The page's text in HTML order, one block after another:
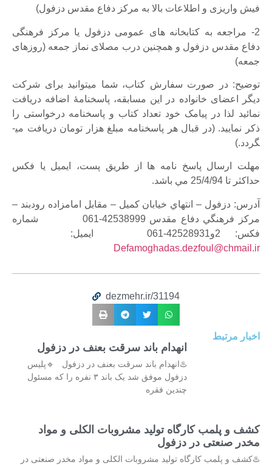
فیش واریزی و اطلاعات بالا به مرکز دفاع مقدس دزفول)
2- مراجعه به کتابخانه­ های عمومی دزفول یا مرکز فرهنگی
دفاع مقدس دزفول و همچنین درب مصلای نماز جمعه (روزهای
جمعه)
توضيح: در صورت سفارش کتاب، شما می­توانید برای شرکت
دیگر اعضای خانواده در این مسابقه، پاسخ­نامۀ اضافه دریافت
نمائید لذا در پیامک خود تعداد کتاب و پاسخ­نامه درخواستی را
ذکر نمایید. (در قبال هر پاسخ­نامه مبلغ هزار تومان دریافت می­
گردد.)
مهلت ارسال پاسخ نامه ها از طريق پست، ايميل يا فكس
حداكثر تا 25/4/94 مي باشد.
آدرس: دزفول – انتهاي خيابان كميل – مقابل امامزاده رودبند –
مركز فرهنگي دفاع مقدس 42538999-061
شماره
فكس: 2و42528931-061
ايميل:
Defamoghadas.dezfoul@chmail.ir
dezmehr.ir/31194
اخبار مرتبط
انهدام باند سرقت بعنف در دزفول
♨️انهدام باند سرقت بعنف در دزفول 🔹پلیس
دزفول موفق شد یک باند ۳ نفره را که مسئول
چندین فقره
کشف و پلمب کارگاه تولید مشروبات الکلی و مواد
مخدر صنعتی در دزفول
♨️کشف و پلمب کارگاه تولید مشروبات الکلی و مواد مخدر صنعتی در